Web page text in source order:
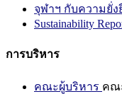
จุฬาฯ กับความยั่ง
Sustainability
การบริหาร
คณะผู้บริหาร คณ